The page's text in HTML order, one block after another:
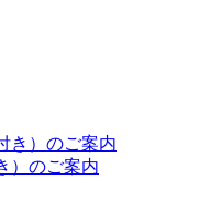
き）のご案内
）のご案内